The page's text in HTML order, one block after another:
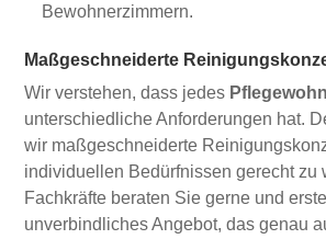
Bewohnerzimmern.
Maßgeschneiderte
Wir verstehen, dass jedes
unterschiedliche Anforderungen hat.
wir maßgeschneiderte
individuellen Bedürfnissen gerecht zu
Fachkräfte beraten Sie gerne und
unverbindliches Angebot, das genau